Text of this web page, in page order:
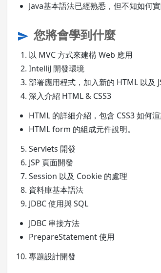
Java基本語法已經熟悉，但不知如何
send 您將會學到什麼
以 MVC 方式來建構 Web 應用
IntelliJ 開發環境
部署應用程式，加入新的 HTML 以及
深入介紹 HTML & CSS3
HTML 的詳細介紹，包含 CSS3 如何渲
HTML form 的組成元件說明。
Servlets 開發
JSP 頁面開發
Session 以及 Cookie 的處理
資料庫基本語法
JDBC 使用與 SQL
JDBC 串接方法
PrepareStatement 使用
專題設計開發